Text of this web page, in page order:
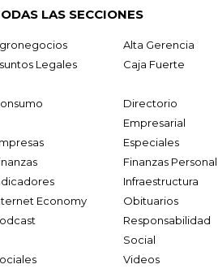
LAS SECCIONES
Alta Gerencia
Legales
Caja Fuerte
Directorio
Empresarial
Especiales
Finanzas
Infraestructura
Economy
Obituarios
Responsabilidad
Social
Videos